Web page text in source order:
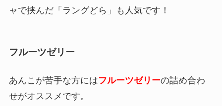
ャで挟んだ「ラングどら」も人気です！
フルーツゼリー
あんこが苦手な方にはフルーツゼリーの詰め合わ
せがオススメです。